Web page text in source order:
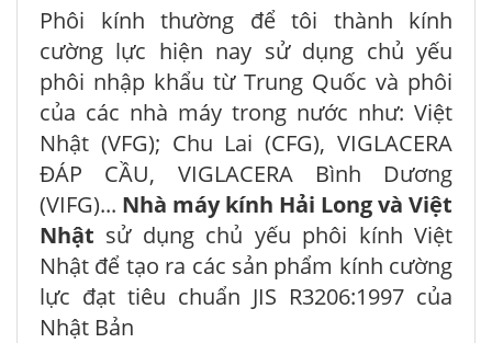
Phôi kính thường để tôi thành kính
cường lực hiện nay sử dụng chủ yếu
phôi nhập khẩu từ Trung Quốc và phôi
của các nhà máy trong nước như: Việt
Nhật (VFG); Chu Lai (CFG), VIGLACERA
ĐÁP CẦU, VIGLACERA Bình Dương
(VIFG)... Nhà máy kính Hải Long và Việt
Nhật sử dụng chủ yếu phôi kính Việt
Nhật để tạo ra các sản phẩm kính cường
lực đạt tiêu chuẩn JIS R3206:1997 của
Nhật Bản